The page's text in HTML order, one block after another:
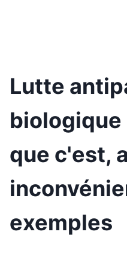
Lutte
que c'est,
exemples